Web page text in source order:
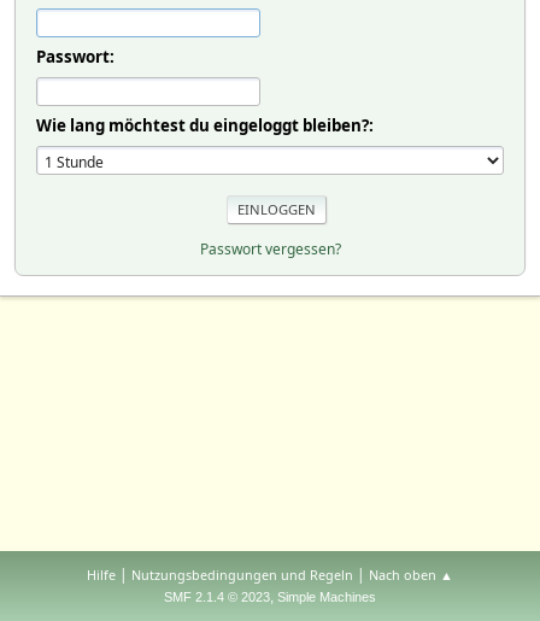
Passwort:
Wie lang möchtest du eingeloggt bleiben?:
Passwort vergessen?
Hilfe | Nutzungsbedingungen und Regeln | Nach oben ▲
SMF 2.1.4 © 2023, Simple Machines